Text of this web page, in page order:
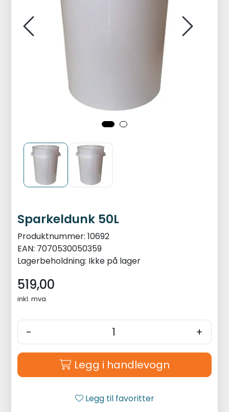
Sparkeldunk 50L
Produktnummer: 10692
EAN: 7070530050359
Lagerbeholdning: Ikke på lager
519,00
inkl. mva.
- +
Legg i handlevogn
Legg til favoritter